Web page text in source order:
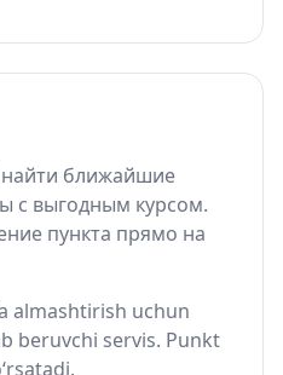
ближайшие
с выгодным курсом.
пункта прямо на
almashtirish uchun
beruvchi servis. Punkt